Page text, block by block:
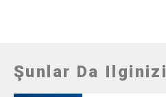
Şunlar Da